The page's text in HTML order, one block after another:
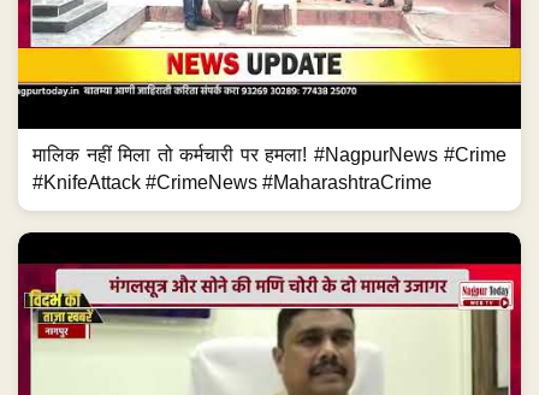
मालिक नहीं मिला तो कर्मचारी पर हमला! #NagpurNews #Crime
#KnifeAttack #CrimeNews #MaharashtraCrime